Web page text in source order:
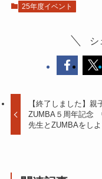
25年度イベント
シ
【終了しました】親
ZUMBA５周年記念
先生とZUMBAをしよ